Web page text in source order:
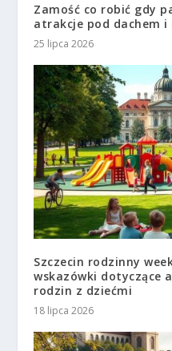
Zamość co robić gdy
atrakcje pod dachem i
25 lipca 2026
Szczecin rodzinny
wskazówki dotyczące
rodzin z dziećmi
18 lipca 2026